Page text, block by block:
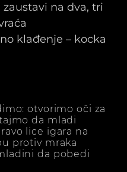
na dva, tri
klađenje – kocka
otvorimo oči za
da mladi
lice igara na
protiv mraka
da pobedi